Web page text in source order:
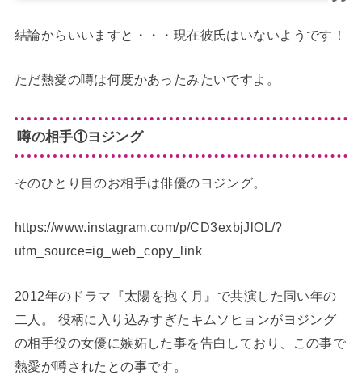
結論からいいますと・・・現在彼氏はいないようです！
ただ熱愛の噂は何度かあったみたいですよ。
噂の相手①ヨジング
そのひとり目のお相手は俳優のヨジング。
https://www.instagram.com/p/CD3exbjJlOL/?
utm_source=ig_web_copy_link
2012年のドラマ『太陽を抱く月』で共演した同い年の
二人。 役柄に入り込みすぎたキムソヒョンがヨジング
の相手役の女優に嫉妬した事を告白しており、この事で
熱愛が噂されたとの事です。